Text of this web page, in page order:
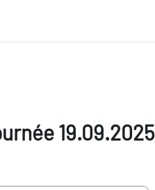
19.09.2025